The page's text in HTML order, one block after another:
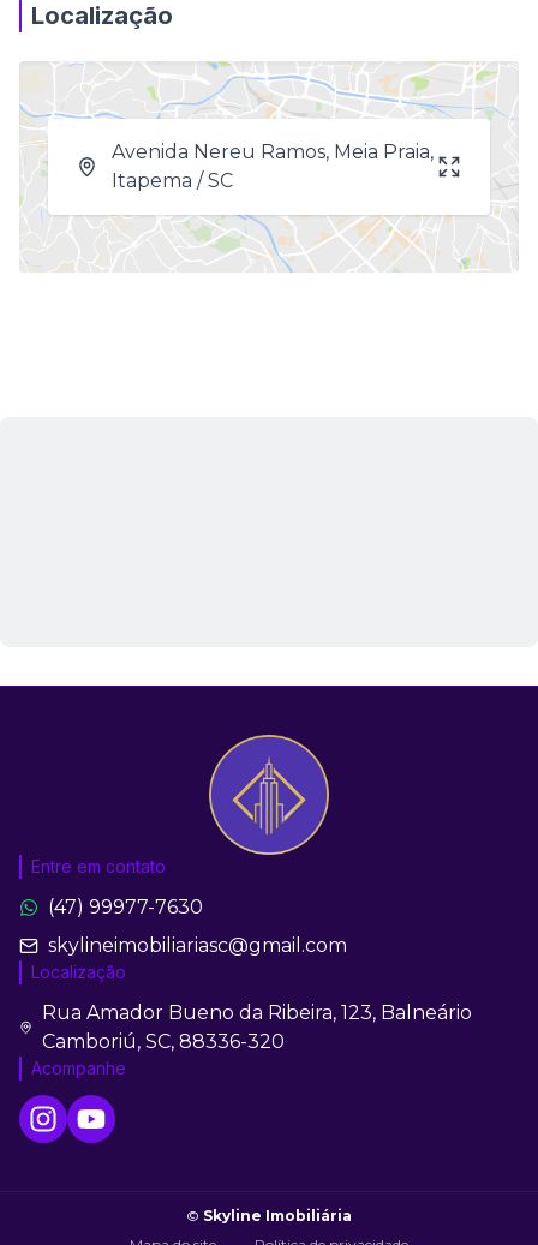
Localização
Avenida Nereu Ramos, Meia Praia,
Itapema / SC
Entre em contato
(47) 99977-7630
skylineimobiliariasc@gmail.com
Localização
Rua Amador Bueno da Ribeira, 123, Balneário
Camboriú, SC, 88336-320
Acompanhe
© Skyline Imobiliária